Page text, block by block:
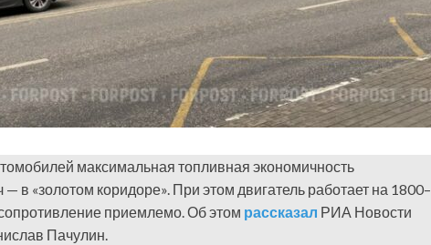
максимальная топливная экономичность
— в «золотом коридоре». При этом двигатель работает на 1800–
приемлемо. Об этом рассказал РИА Новости
Пачулин.